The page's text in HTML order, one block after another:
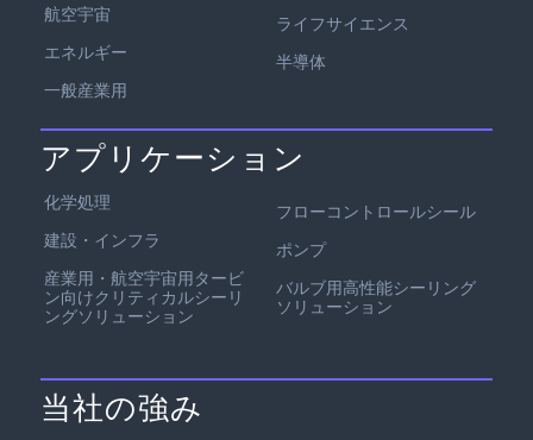
航空宇宙
エネルギー
一般産業用
ライフサイエンス
半導体
アプリケーション
化学処理
建設・インフラ
産業用・航空宇宙用タービ
ン向けクリティカルシーリ
ングソリューション
フローコントロールシール
ポンプ
バルブ用高性能シーリング
ソリューション
当社の強み